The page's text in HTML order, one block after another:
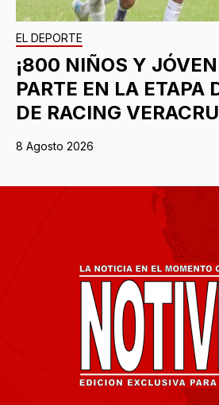
EL DEPORTE
¡800 NIÑOS Y
PARTE EN LA ETAPA
DE RACING
8 Agosto 2026